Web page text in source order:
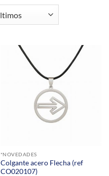
*NOVEDADES
Colgante acero Flecha (ref
CO020107)